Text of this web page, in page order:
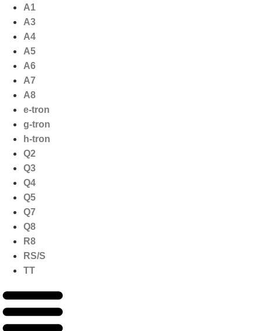
naar
inhoud
A1
A3
A4
A5
A6
A7
A8
e-tron
g-tron
h-tron
Q2
Q3
Q4
Q5
Q7
Q8
R8
RS/S
TT